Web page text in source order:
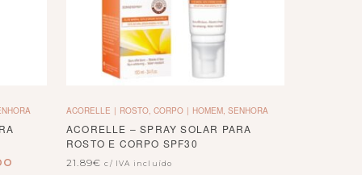
ACORELLE ROSTO, CORPO HOMEM, SENHORA
ACORELLE – SPRAY SOLAR PARA
ROSTO E CORPO SPF30
21.89€ c/ IVA incluído